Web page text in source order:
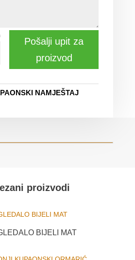
Pošalji upit za
proizvod
NAMJEŠTAJ
proizvodi
BIJELI MAT